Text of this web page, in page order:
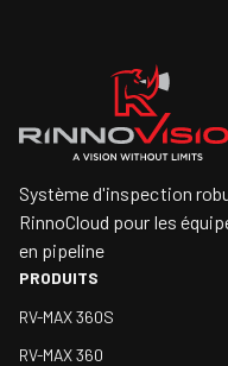
Système d'inspection
RinnoCloud pour les
en pipeline
PRODUITS
RV-MAX 360S
RV-MAX 360